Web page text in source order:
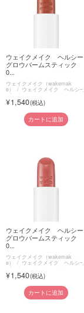
ウェイクメイク ヘルシー
グロウバームスティック
0...
ウェイクメイク（wakemak
e） ウェイクメイク ヘルシー
グロウバームスティック
1,540
カートに追加
ウェイクメイク ヘルシー
グロウバームスティック
0...
ウェイクメイク（wakemak
e） ウェイクメイク ヘルシー
グロウバームスティック
1,540
カートに追加